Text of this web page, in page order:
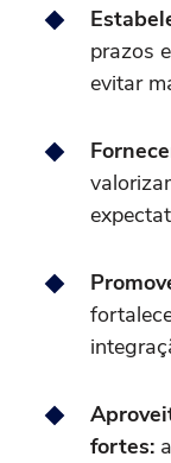
prazos
evitar
fortes: